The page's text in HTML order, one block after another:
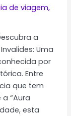
de viagem,
a
Uma
por
Entre
que tem
“Aura
esta